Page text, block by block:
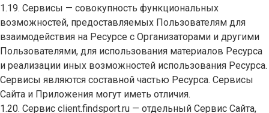
1.19. Сервисы — совокупность функциональных
возможностей, предоставляемых Пользователям для
взаимодействия на Ресурсе с Организаторами и другими
Пользователями, для использования материалов Ресурса
и реализации иных возможностей использования Ресурса.
Сервисы являются составной частью Ресурса. Сервисы
Сайта и Приложения могут иметь отличия.
1.20. Сервис client.findsport.ru — отдельный Сервис Сайта,